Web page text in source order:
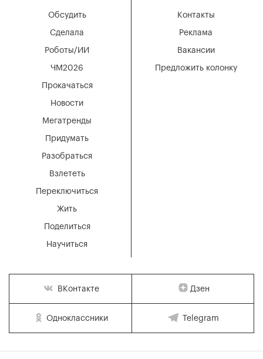
Мегатренды
Придумать
Разобраться
Взлететь
Новости
Переключиться
Жить
Поделиться
Научиться
Обсудить
Сделала
Роботы/ИИ
ЧМ2026
Прокачаться
Вакансии
Реклама
Контакты
Предложить колонку
ВКонтакте Дзен
Одноклассники Telegram